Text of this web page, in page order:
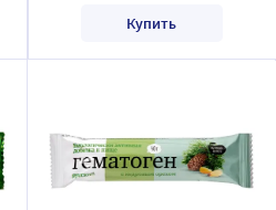
Купить